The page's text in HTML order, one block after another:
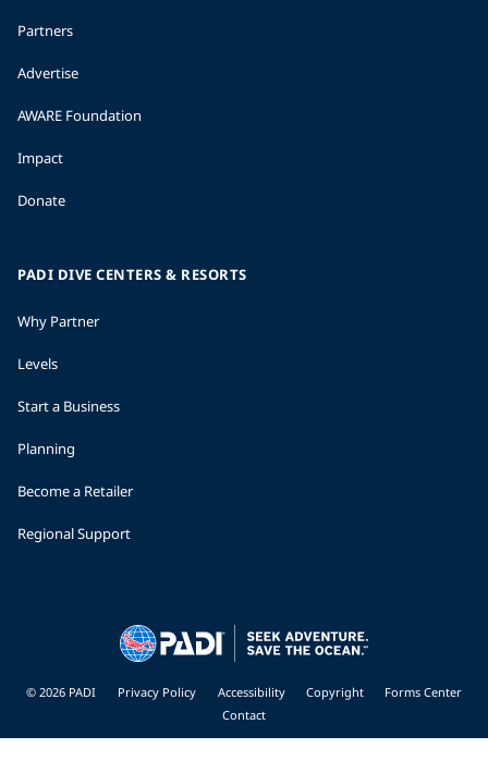
Partners
Advertise
AWARE Foundation
Impact
Donate
PADI DIVE CENTERS & RESORTS
Why Partner
Levels
Start a Business
Planning
Become a Retailer
Regional Support
© 2026 PADI Privacy Policy Accessibility Copyright
Forms Center
Contact